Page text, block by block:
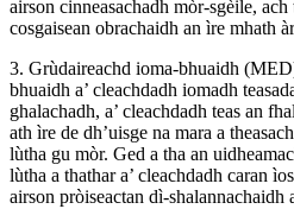
airson cinneasachadh mòr-sgèile,
cosgaisean obrachaidh an ìre mhath
3. Grùdaireachd ioma-bhuaidh
bhuaidh a’ cleachdadh iomadh
ghalachadh, a’ cleachdadh teas an
ath ìre de dh’uisge na mara a
lùtha gu mòr. Ged a tha an
lùtha a thathar a’ cleachdadh caran
airson pròiseactan dì-shalannachaidh